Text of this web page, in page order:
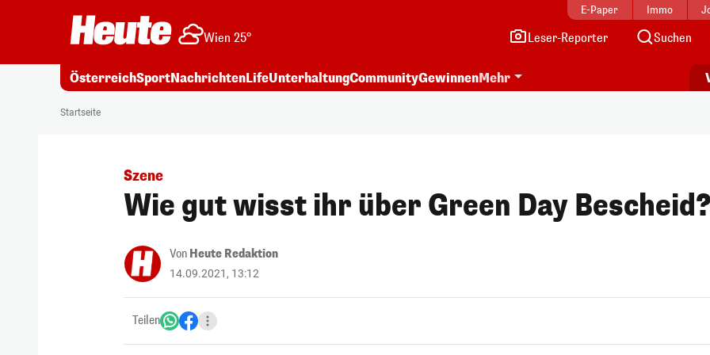
E-Paper Immo
Wien 25° Leser-Reporter Suchen
ÖsterreichSportNachrichtenLifeUnterhaltungCommunityGewinnenMehr
Startseite
Szene
Wie gut wisst ihr über Green Day Bescheid?
Von Heute Redaktion
14.09.2021, 13:12
Teilen